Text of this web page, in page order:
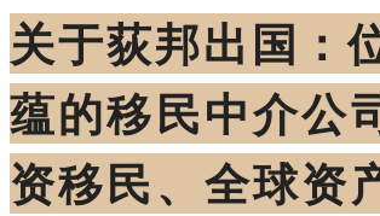
关于荻邦出国：
蕴的移民中介公
资移民、全球资